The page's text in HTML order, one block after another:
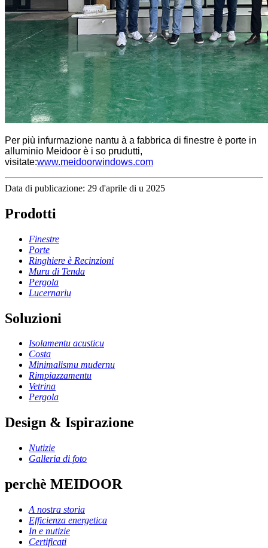
Per più infurmazione nantu à a fabbrica di finestre è porte in
alluminio Meidoor è i so prudutti,
visitate:www.meidoorwindows.com
Data di publicazione: 29 d'aprile di u 2025
Prodotti
Finestre
Porte
Ringhiere è Recinzioni
Muru di Tenda
Pergola
Lucernariu
Soluzioni
Isolamentu acusticu
Costa
Minimalismu mudernu
Rimpiazzamentu
Vetrina
Pergola
Design & Ispirazione
Nutizie
Galleria di foto
perchè MEIDOOR
A nostra storia
Efficienza energetica
In e nutizie
Certificati